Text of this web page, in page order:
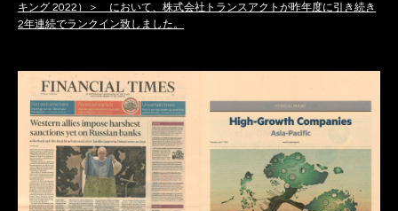
キング 2022）＞ において、株式会社トランスアクトが昨年度に引き続き
2年連続でランクイン致しました。